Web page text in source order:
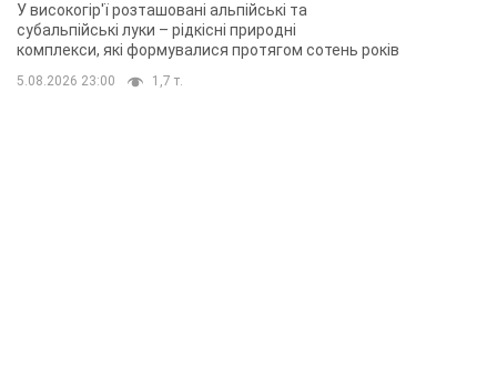
У високогір'ї розташовані альпійські та
субальпійські луки – рідкісні природні
комплекси, які формувалися протягом сотень років
5.08.2026 23:00 1,7 т.